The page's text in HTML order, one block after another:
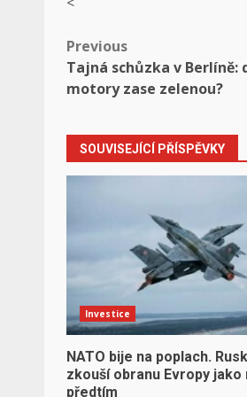
Post
navigation
Previous
Tajná schůzka v Berlíně:
motory zase zelenou?
SOUVISEJÍCÍ PŘÍSPĚVKY
Investice
NATO bije na poplach.
zkouší obranu Evropy jako
předtím